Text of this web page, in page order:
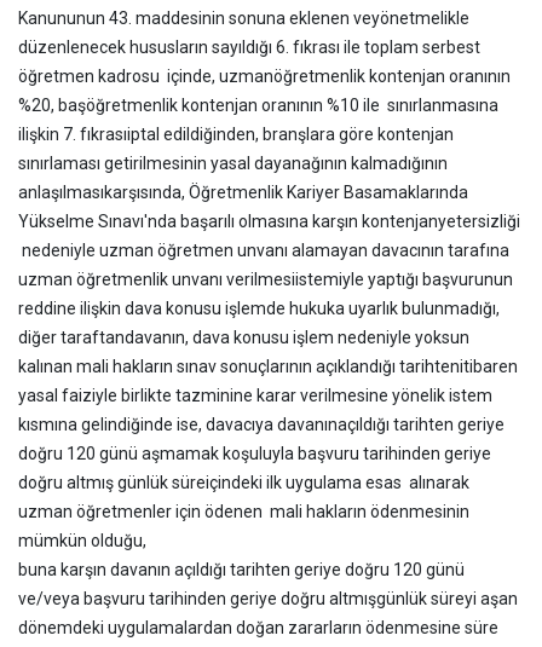
Kanununun 43. maddesinin sonuna eklenen veyönetmelikle
düzenlenecek hususların sayıldığı 6. fıkrası ile toplam serbest
öğretmen kadrosu içinde, uzmanöğretmenlik kontenjan oranının
%20, başöğretmenlik kontenjan oranının %10 ile sınırlanmasına
ilişkin 7. fıkrasıiptal edildiğinden, branşlara göre kontenjan
sınırlaması getirilmesinin yasal dayanağının kalmadığının
anlaşılmasıkarşısında, Öğretmenlik Kariyer Basamaklarında
Yükselme Sınavı'nda başarılı olmasına karşın kontenjanyetersizliği
nedeniyle uzman öğretmen unvanı alamayan davacının tarafına
uzman öğretmenlik unvanı verilmesiistemiyle yaptığı başvurunun
reddine ilişkin dava konusu işlemde hukuka uyarlık bulunmadığı,
diğer taraftandavanın, dava konusu işlem nedeniyle yoksun
kalınan mali hakların sınav sonuçlarının açıklandığı tarihtenitibaren
yasal faiziyle birlikte tazminine karar verilmesine yönelik istem
kısmına gelindiğinde ise, davacıya davanınaçıldığı tarihten geriye
doğru 120 günü aşmamak koşuluyla başvuru tarihinden geriye
doğru altmış günlük süreiçindeki ilk uygulama esas alınarak
uzman öğretmenler için ödenen mali hakların ödenmesinin
mümkün olduğu,
buna karşın davanın açıldığı tarihten geriye doğru 120 günü
ve/veya başvuru tarihinden geriye doğru altmışgünlük süreyi aşan
dönemdeki uygulamalardan doğan zararların ödenmesine süre